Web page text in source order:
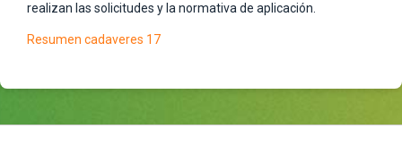
realizan las solicitudes y la normativa de aplicación.
Resumen cadaveres 17